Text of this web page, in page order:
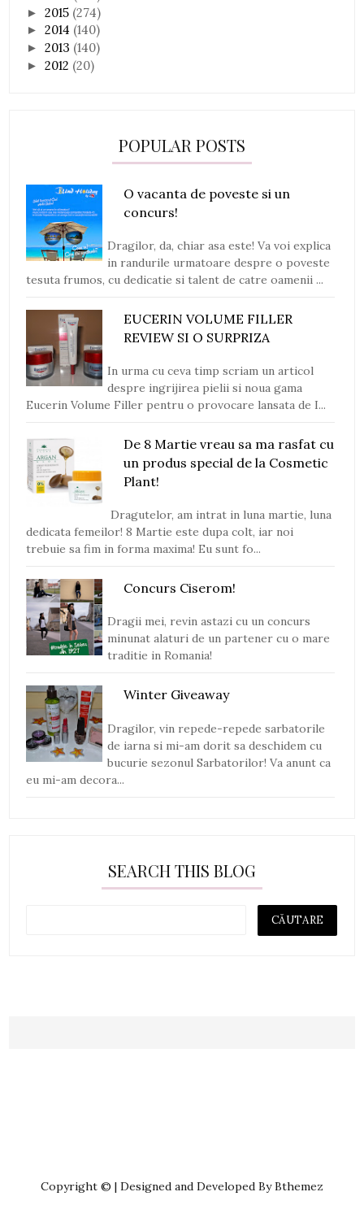
►2015 (274)
►2014 (140)
►2013 (140)
►2012 (20)
POPULAR POSTS
O vacanta de poveste si un
concurs!
Dragilor, da, chiar asa este! Va voi explica
in randurile urmatoare despre o poveste
tesuta frumos, cu dedicatie si talent de catre oamenii ...
EUCERIN VOLUME FILLER
REVIEW SI O SURPRIZA
In urma cu ceva timp scriam un articol
despre ingrijirea pielii si noua gama
Eucerin Volume Filler pentru o provocare lansata de I...
De 8 Martie vreau sa ma rasfat cu
un produs special de la Cosmetic
Plant!
Dragutelor, am intrat in luna martie, luna
dedicata femeilor! 8 Martie este dupa colt, iar noi
trebuie sa fim in forma maxima! Eu sunt fo...
Concurs Ciserom!
Dragii mei, revin astazi cu un concurs
minunat alaturi de un partener cu o mare
traditie in Romania!
Winter Giveaway
Dragilor, vin repede-repede sarbatorile
de iarna si mi-am dorit sa deschidem cu
bucurie sezonul Sarbatorilor! Va anunt ca
eu mi-am decora...
SEARCH THIS BLOG
Copyright © | Designed and Developed By Bthemez